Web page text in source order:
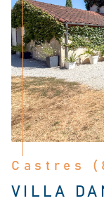
Castres
VILLA